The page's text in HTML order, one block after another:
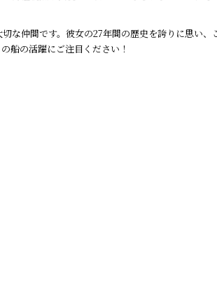
な仲間です。彼女の27年間の歴史を誇りに思い
船の活躍にご注目ください！